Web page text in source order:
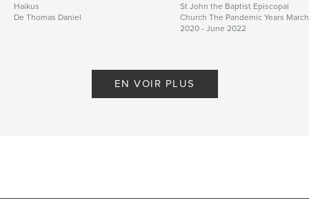
Haikus
De Thomas Daniel
St John the Baptist Episcopal
Church The Pandemic Years March
2020 - June 2022
EN VOIR PLUS